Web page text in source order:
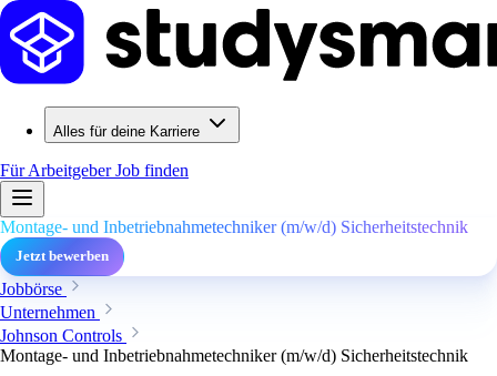
Alles für deine Karriere
Für ArbeitgeberJob finden
Montage- und Inbetriebnahmetechniker (m/w/d) Sicherheitstechnik
Jetzt bewerben
Jobbörse
Unternehmen
Johnson Controls
Montage- und Inbetriebnahmetechniker (m/w/d) Sicherheitstechnik